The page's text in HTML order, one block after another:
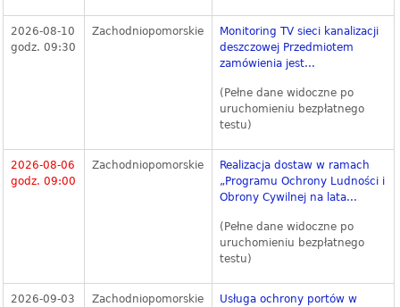
2026-08-10
godz. 09:30
Zachodniopomorskie
Monitoring TV sieci kanalizacji
deszczowej Przedmiotem
zamówienia jest...
(Pełne dane widoczne po
uruchomieniu bezpłatnego
testu)
2026-08-06
godz. 09:00
Zachodniopomorskie
Realizacja dostaw w ramach
„Programu Ochrony Ludności i
Obrony Cywilnej na lata...
(Pełne dane widoczne po
uruchomieniu bezpłatnego
testu)
2026-09-03
Zachodniopomorskie
Usługa ochrony portów w